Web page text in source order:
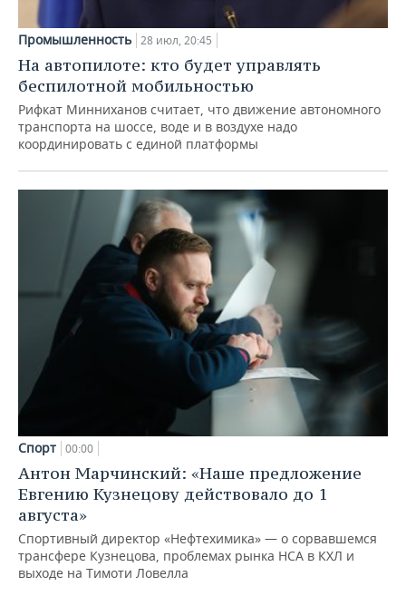
Промышленность 28 июл, 20:45
На автопилоте: кто будет управлять
беспилотной мобильностью
Рифкат Минниханов считает, что движение автономного
транспорта на шоссе, воде и в воздухе надо
координировать с единой платформы
Спорт 00:00
Антон Марчинский: «Наше предложение
Евгению Кузнецову действовало до 1
августа»
Спортивный директор «Нефтехимика» — о сорвавшемся
трансфере Кузнецова, проблемах рынка НСА в КХЛ и
выходе на Тимоти Ловелла